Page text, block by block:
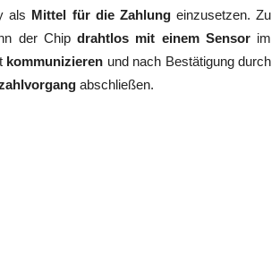
als Mittel für die Zahlungeinzusetzen. Zu
der Chipdrahtlos mit einem Sensorim
kommunizieren und nach Bestätigung durch
abschließen.